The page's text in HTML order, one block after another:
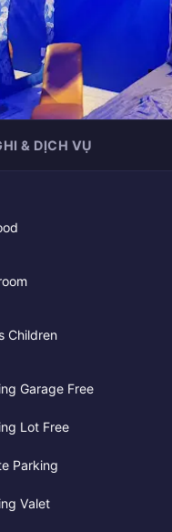
& DỊCH VỤ
Children
Garage Free
Lot Free
Parking
Valet